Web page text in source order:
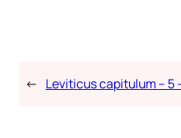
← Leviticus capitulum – 5